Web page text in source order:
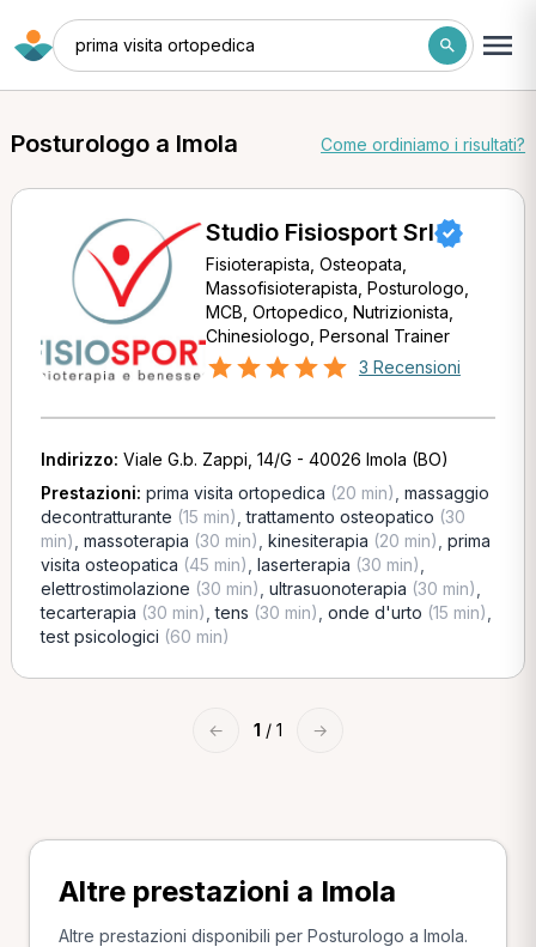
prima visita ortopedica
Posturologo a Imola Come ordiniamo i risultati?
Studio Fisiosport Srl
Fisioterapista, Osteopata,
Massofisioterapista, Posturologo,
MCB, Ortopedico, Nutrizionista,
Chinesiologo, Personal Trainer
3 Recensioni
Indirizzo: Viale G.b. Zappi, 14/G - 40026 Imola (BO)
Prestazioni: prima visita ortopedica (20 min) massaggio
decontratturante (15 min) ,trattamento osteopatico (30
min) massoterapia (30 min) kinesiterapia (20 min) prima
visita osteopatica (45 min) laserterapia (30 min)
elettrostimolazione (30 min) ultrasuonoterapia (30 min)
tecarterapia (30 min) ,tens (30 min) onde d'urto (15 min)
test psicologici (60 min)
← 1 / 1 →
Altre prestazioni a Imola
Altre prestazioni disponibili per Posturologo a Imola.